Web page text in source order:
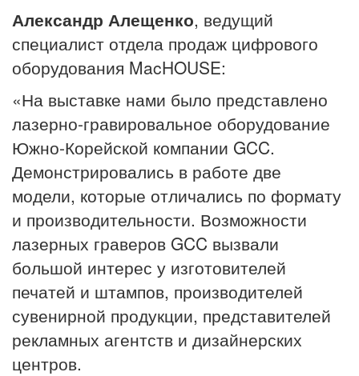
Александр Алещенко, ведущий
специалист отдела продаж цифрового
оборудования MacHOUSE:
«На выставке нами было представлено
лазерно-гравировальное оборудование
Южно-Корейской компании GCC.
Демонстрировались в работе две
модели, которые отличались по формату
и производительности. Возможности
лазерных граверов GCC вызвали
большой интерес у изготовителей
печатей и штампов, производителей
сувенирной продукции, представителей
рекламных агентств и дизайнерских
центров.